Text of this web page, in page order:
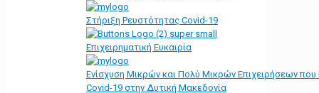
Στήριξη Ρευστότητας Covid-19
Επιχειρηματική Ευκαιρία
Ενίσχυση Μικρών και Πολύ Μικρών Επιχειρήσεων
Covid-19 στην Δυτική Μακεδονία